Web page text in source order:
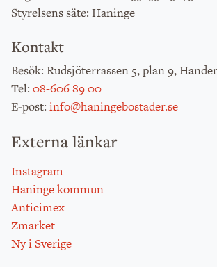
Styrelsens säte: Haninge
Kontakt
Besök: Rudsjöterrassen 5, plan 9,
Tel: 08-606 89 00
E-post: info@haningebostader.se
Externa länkar
Instagram
Haninge kommun
Anticimex
Zmarket
Ny i Sverige